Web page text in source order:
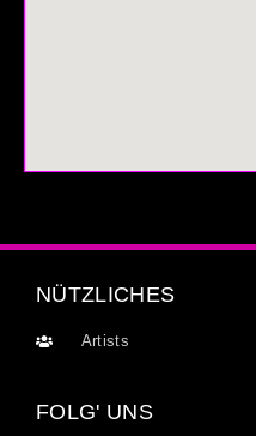
NÜTZLICHES
Artists
FOLG' UNS